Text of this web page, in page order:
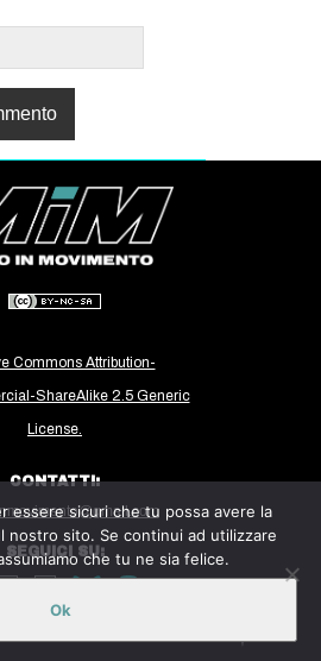
Commons Attribution-
ShareAlike 2.5 Generic
License.
CONTATTI:
SEGUICI SU:
essere sicuri che tu possa avere la
nostro sito. Se continui ad utilizzare
che tu ne sia felice.
Ok